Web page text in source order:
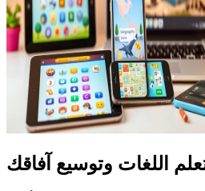
اللغات وتوسيع آفاقك